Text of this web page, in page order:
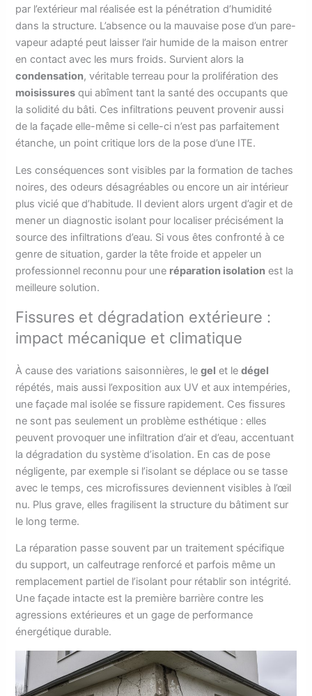
par l’extérieur mal réalisée est la pénétration d’humidité
dans la structure. L’absence ou la mauvaise pose d’un pare-
vapeur adapté peut laisser l’air humide de la maison entrer
en contact avec les murs froids. Survient alors la
condensation, véritable terreau pour la prolifération des
moisissures qui abîment tant la santé des occupants que
la solidité du bâti. Ces infiltrations peuvent provenir aussi
de la façade elle-même si celle-ci n’est pas parfaitement
étanche, un point critique lors de la pose d’une ITE.
Les conséquences sont visibles par la formation de taches
noires, des odeurs désagréables ou encore un air intérieur
plus vicié que d’habitude. Il devient alors urgent d’agir et de
mener un diagnostic isolant pour localiser précisément la
source des infiltrations d’eau. Si vous êtes confronté à ce
genre de situation, garder la tête froide et appeler un
professionnel reconnu pour une réparation isolation est la
meilleure solution.
Fissures et dégradation extérieure :
impact mécanique et climatique
À cause des variations saisonnières, legel et ledégel
répétés, mais aussi l’exposition aux UV et aux intempéries,
une façade mal isolée se fissure rapidement. Ces fissures
ne sont pas seulement un problème esthétique : elles
peuvent provoquer une infiltration d’air et d’eau, accentuant
la dégradation du système d’isolation. En cas de pose
négligente, par exemple si l’isolant se déplace ou se tasse
avec le temps, ces microfissures deviennent visibles à l’œil
nu. Plus grave, elles fragilisent la structure du bâtiment sur
le long terme.
La réparation passe souvent par un traitement spécifique
du support, un calfeutrage renforcé et parfois même un
remplacement partiel de l’isolant pour rétablir son intégrité.
Une façade intacte est la première barrière contre les
agressions extérieures et un gage de performance
énergétique durable.